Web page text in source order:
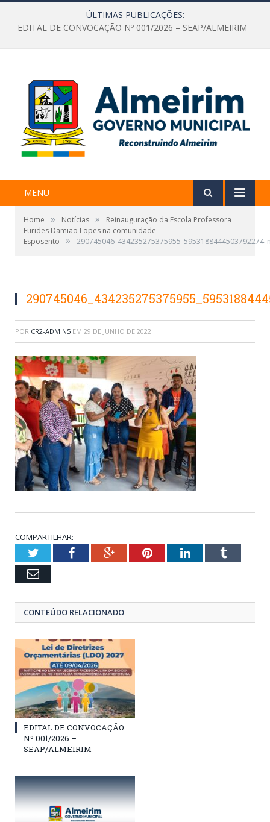
ÚLTIMAS PUBLICAÇÕES:
EDITAL DE CONVOCAÇÃO Nº 001/2026 – SEAP/ALMEIRIM
MENU
Home » Notícias »
Reinauguração da Escola Professora
Eurides Damião Lopes na comunidade
Esposento
»
POR CR2-ADMIN5 EM 29 DE JUNHO DE 2022
COMPARTILHAR:
TwitterFacebookGoogle+PinterestLinkedInTumblr
Email
CONTEÚDO RELACIONADO
EDITAL DE CONVOCAÇÃO
Nº 001/2026 –
SEAP/ALMEIRIM